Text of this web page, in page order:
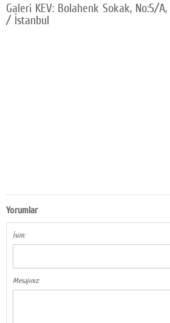
Galeri KEV: Bolahenk Sokak, No:5/
/ İstanbul
Yorumlar
İsim:
Mesajınız: